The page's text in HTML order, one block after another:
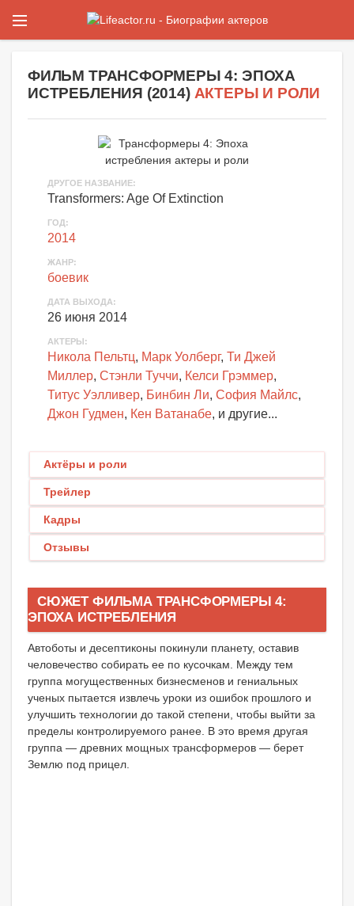
ФИЛЬМ ТРАНСФОРМЕРЫ 4: ЭПОХА
ИСТРЕБЛЕНИЯ (2014) АКТЕРЫ И РОЛИ
ДРУГОЕ НАЗВАНИЕ:
Transformers: Age Of Extinction
ГОД:
2014
ЖАНР:
боевик
ДАТА ВЫХОДА:
26 июня 2014
АКТЕРЫ:
Никола Пельтц, Марк Уолберг, Ти Джей
Миллер, Стэнли Туччи, Келси Грэммер,
Титус Уэлливер, Бинбин Ли, София Майлс,
Джон Гудмен, Кен Ватанабе, и другие...
Актёры и роли
Трейлер
Кадры
Отзывы
СЮЖЕТ ФИЛЬМА ТРАНСФОРМЕРЫ 4:
ЭПОХА ИСТРЕБЛЕНИЯ
Автоботы и десептиконы покинули планету, оставив
человечество собирать ее по кусочкам. Между тем
группа могущественных бизнесменов и гениальных
ученых пытается извлечь уроки из ошибок прошлого и
улучшить технологии до такой степени, чтобы выйти за
пределы контролируемого ранее. В это время другая
группа — древних мощных трансформеров — берет
Землю под прицел.